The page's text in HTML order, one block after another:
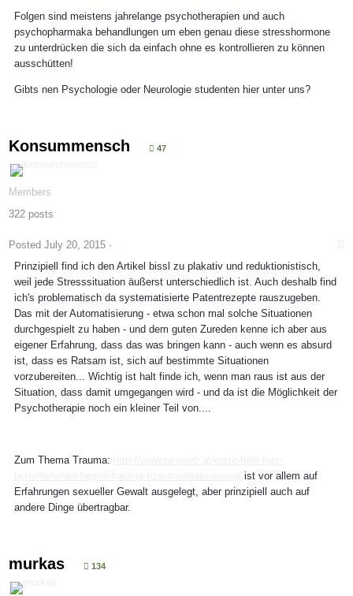
Folgen sind meistens jahrelange psychotherapien und auch
psychopharmaka behandlungen um eben genau diese stresshormone
zu unterdrücken die sich da einfach ohne es kontrollieren zu können
ausschütten!
Gibts nen Psychologie oder Neurologie studenten hier unter uns?
Konsummensch 47
Members
322 posts
Posted July 20, 2015 ·
Prinzipiell find ich den Artikel bissl zu plakativ und reduktionistisch,
weil jede Stresssituation äußerst unterschiedlich ist. Auch deshalb find
ich's problematisch da systematisierte Patentrezepte rauszugeben.
Das mit der Automatisierung - etwa schon mal solche Situationen
durchgespielt zu haben - und dem guten Zureden kenne ich aber aus
eigener Erfahrung, dass das was bringen kann - auch wenn es absurd
ist, dass es Ratsam ist, sich auf bestimmte Situationen
vorzubereiten... Wichtig ist halt finde ich, wenn man raus ist aus der
Situation, dass damit umgegangen wird - und da ist die Möglichkeit der
Psychotherapie noch ein kleiner Teil von....
Zum Thema Trauma:
ist vor allem auf
Erfahrungen sexueller Gewalt ausgelegt, aber prinzipiell auch auf
andere Dinge übertragbar.
murkas 134